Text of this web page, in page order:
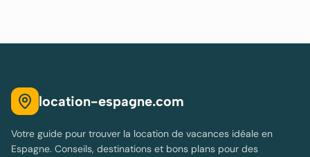
location-espagne.com
Votre guide pour trouver la location de vacances idéale en
Espagne. Conseils, destinations et bons plans pour des